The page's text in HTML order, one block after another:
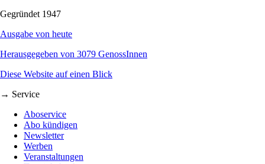
Gegründet 1947
Ausgabe von heute
Herausgegeben von 3079 GenossInnen
Diese Website auf einen Blick
→ Service
Aboservice
Abo kündigen
Newsletter
Werben
Veranstaltungen